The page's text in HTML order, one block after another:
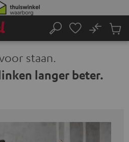
Zoeken
No
staan.
langer beter.